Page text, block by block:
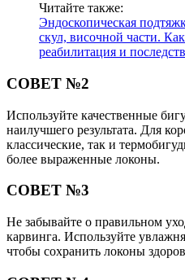
Читайте также:
Эндоскопическая
скул, височной части.
реабилитация и
СОВЕТ №2
Используйте качественные
наилучшего результата. Для
классические, так и
более выраженные локоны.
СОВЕТ №3
Не забывайте о правильном
карвинга. Используйте
чтобы сохранить локоны